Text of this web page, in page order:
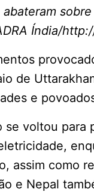
Índia/
de
e
se voltou
assim como
e Nepal